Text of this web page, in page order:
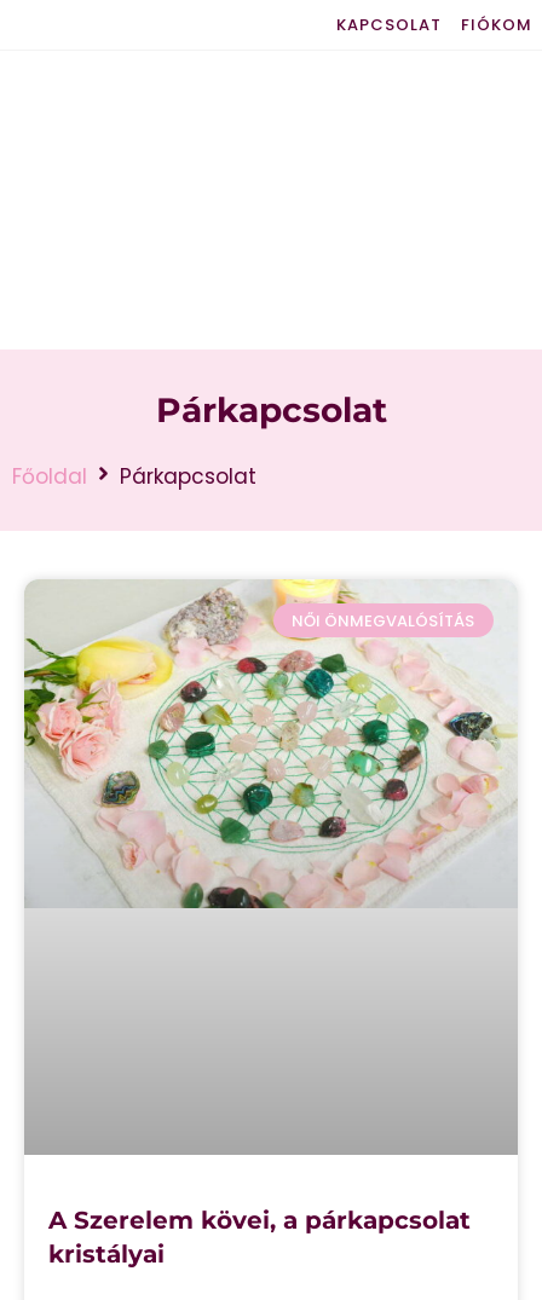
KAPCSOLAT FIÓKOM
Párkapcsolat
Főoldal Párkapcsolat
NŐI ÖNMEGVALÓSÍTÁS
A Szerelem kövei, a párkapcsolat
kristályai